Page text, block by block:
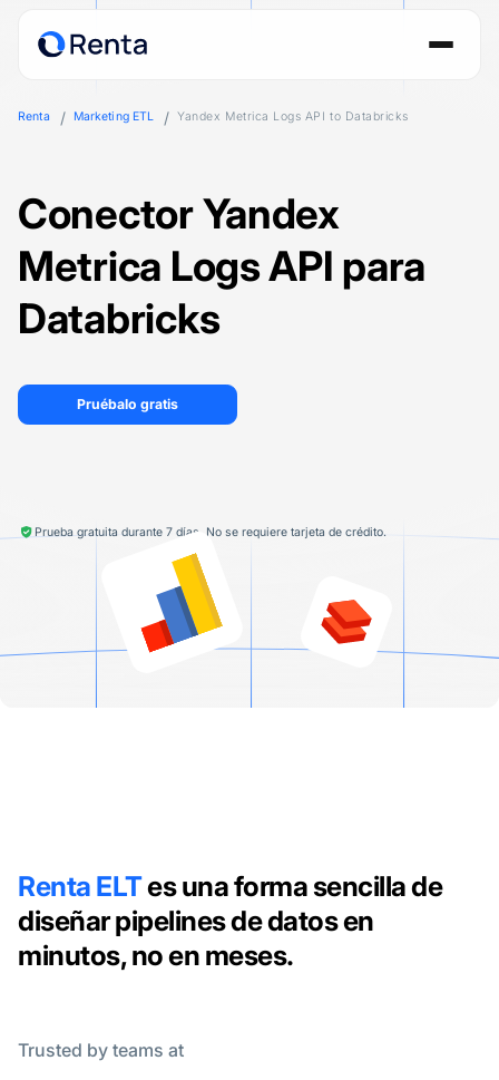
Renta Marketing ETL Yandex Metrica Logs API to Databricks
Conector Yandex
Metrica Logs API para
Databricks
Pruébalo gratis
Prueba gratuita durante 7 días. No se requiere tarjeta de crédito.
Renta ELTes una forma sencilla de
diseñar pipelines de datos en
minutos, no en meses.
Trusted by teams at